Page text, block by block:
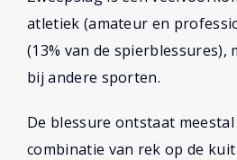
atletiek (amateur en
(13% van de
bij andere sporten.
De blessure ontstaat
combinatie van rek op de